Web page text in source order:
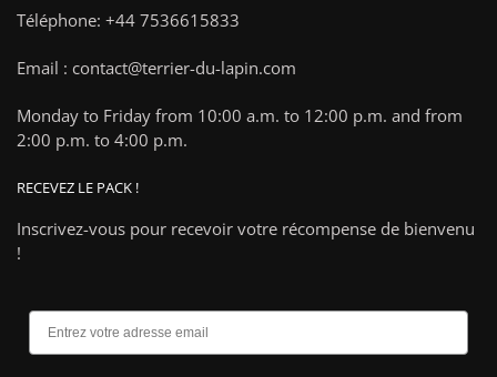
Téléphone: +44 7536615833
Email : contact@terrier-du-lapin.com
Monday to Friday from 10:00 a.m. to 12:00 p.m. and from
2:00 p.m. to 4:00 p.m.
RECEVEZ LE PACK !
Inscrivez-vous pour recevoir votre récompense de bienvenu
!